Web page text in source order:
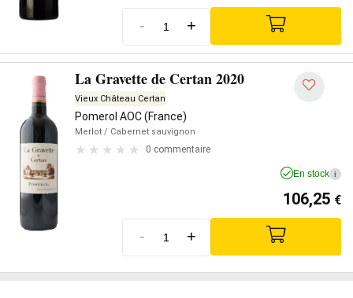
- +
La Gravette de Certan 2020
Vieux Château Certan
Pomerol AOC (France)
Merlot / Cabernet sauvignon
0 commentaire
En stock i
106,25 €
- +